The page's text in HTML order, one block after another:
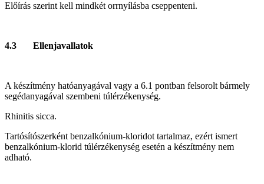
Előírás szerint kell mindkét orrnyílásba cseppenteni.
4.3 Ellenjavallatok
A készítmény hatóanyagával vagy a 6.1 pontban felsorolt bármely
segédanyagával szembeni túlérzékenység.
Rhinitis sicca.
Tartósítószerként benzalkónium-kloridot tartalmaz, ezért ismert
benzalkónium-klorid túlérzékenység esetén a készítmény nem
adható.